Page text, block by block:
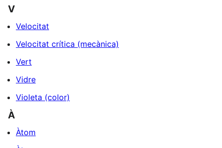
V
Velocitat
Velocitat crítica (mecànica)
Vert
Vidre
Violeta (color)
À
Àtom